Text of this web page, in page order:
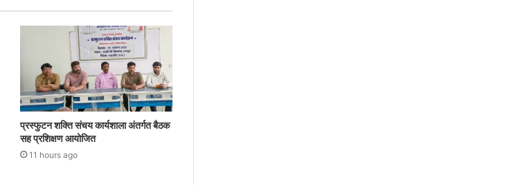
प्रस्फुटन शक्ति संचय कार्यशाला अंतर्गत बैठक
सह प्रशिक्षण आयोजित
11 hours ago